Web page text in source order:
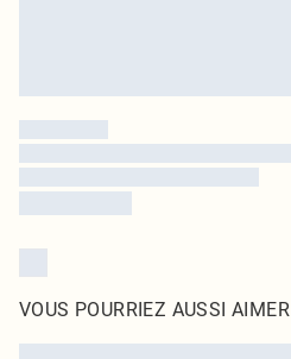
VOUS POURRIEZ AUSSI AIMER